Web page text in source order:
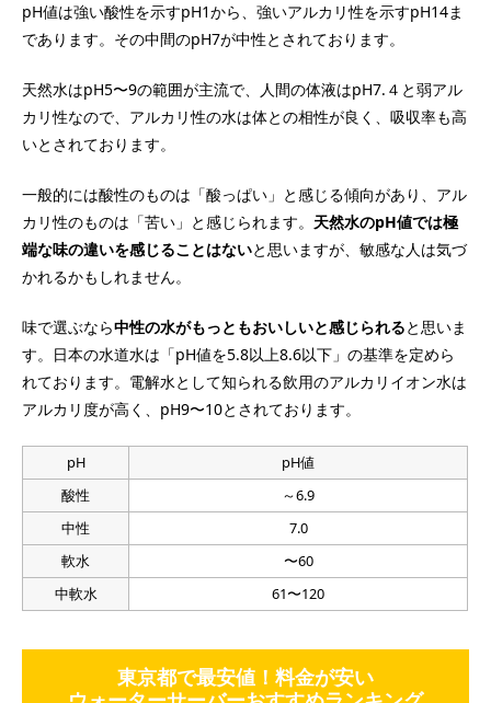
pH値は強い酸性を示すpH1から、強いアルカリ性を示すpH14ま
であります。その中間のpH7が中性とされております。
天然水はpH5〜9の範囲が主流で、人間の体液はpH7.４と弱アル
カリ性なので、アルカリ性の水は体との相性が良く、吸収率も高
いとされております。
一般的には酸性のものは「酸っぱい」と感じる傾向があり、アル
カリ性のものは「苦い」と感じられます。 天然水のpH値では極
端な味の違いを感じることはないと思いますが、敏感な人は気づ
かれるかもしれません。
味で選ぶなら中性の水がもっともおいしいと感じられると思いま
す。日本の水道水は「pH値を5.8以上8.6以下」の基準を定めら
れております。電解水として知られる飲用のアルカリイオン水は
アルカリ度が高く、pH9〜10とされております。
pH
pH値
酸性
～6.9
中性
7.0
軟水
〜60
中軟水
61〜120
東京都で最安値！料金が安い